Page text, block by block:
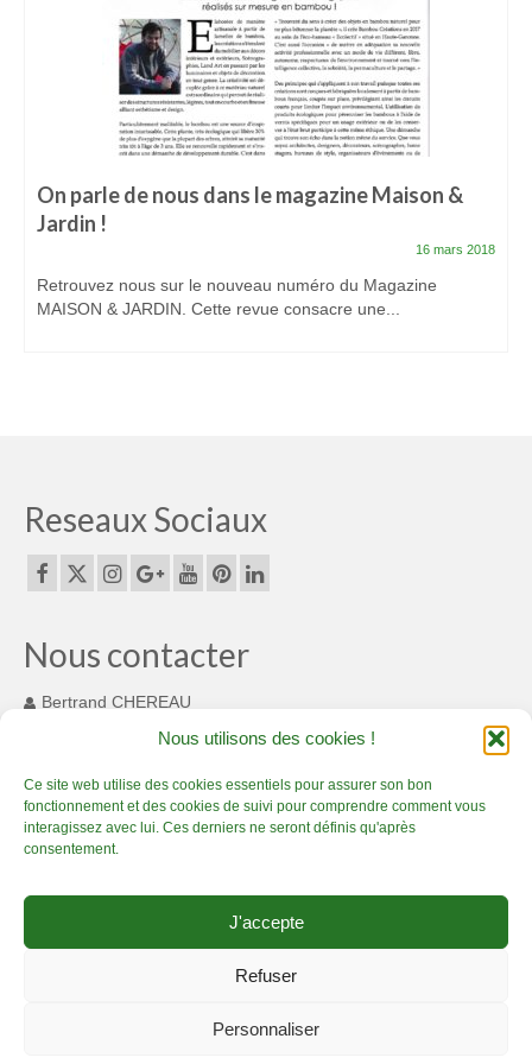
Nous utilisons des cookies !
Ce site web utilise des cookies essentiels pour assurer son bon
fonctionnement et des cookies de suivi pour comprendre comment vous
interagissez avec lui. Ces derniers ne seront définis qu'après
consentement.
J'accepte
Refuser
Personnaliser
On parle de nous dans le magazine Maison &
Jardin !
16 mars 2018
Retrouvez nous sur le nouveau numéro du Magazine
MAISON & JARDIN. Cette revue consacre une...
Reseaux Sociaux
Nous contacter
Bertrand CHEREAU
131 Chemin des Cousinets
+33(0) 7 82 55 93 33
contact@bamboucreations.com
Contact Bambou Créations